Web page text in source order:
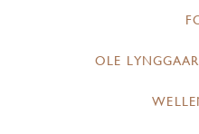
OLE